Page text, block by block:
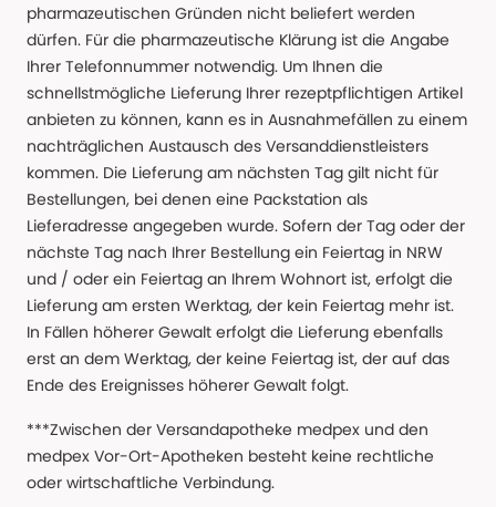
pharmazeutischen Gründen nicht beliefert werden
dürfen. Für die pharmazeutische Klärung ist die Angabe
Ihrer Telefonnummer notwendig. Um Ihnen die
schnellstmögliche Lieferung Ihrer rezeptpflichtigen Artikel
anbieten zu können, kann es in Ausnahmefällen zu einem
nachträglichen Austausch des Versanddienstleisters
kommen. Die Lieferung am nächsten Tag gilt nicht für
Bestellungen, bei denen eine Packstation als
Lieferadresse angegeben wurde. Sofern der Tag oder der
nächste Tag nach Ihrer Bestellung ein Feiertag in NRW
und / oder ein Feiertag an Ihrem Wohnort ist, erfolgt die
Lieferung am ersten Werktag, der kein Feiertag mehr ist.
In Fällen höherer Gewalt erfolgt die Lieferung ebenfalls
erst an dem Werktag, der keine Feiertag ist, der auf das
Ende des Ereignisses höherer Gewalt folgt.
***Zwischen der Versandapotheke medpex und den
medpex Vor-Ort-Apotheken besteht keine rechtliche
oder wirtschaftliche Verbindung.